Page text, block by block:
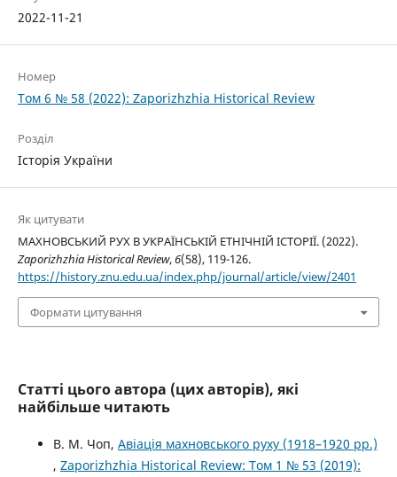
2022-11-21
Номер
Том 6 № 58 (2022): Zaporizhzhia Historical Review
Розділ
Історія України
Як цитувати
МАХНОВСЬКИЙ РУХ В УКРАЇНСЬКІЙ ЕТНІЧНІЙ ІСТОРІЇ. (2022).
Zaporizhzhia Historical Review,6(58), 119-126.
https://history.znu.edu.ua/index.php/journal/article/view/2401
Формати цитування
Статті цього автора (цих авторів), які
найбільше читають
В. М. Чоп, Авіація махновського руху (1918–1920 рр.)
, Zaporizhzhia Historical Review: Том 1 № 53 (2019):